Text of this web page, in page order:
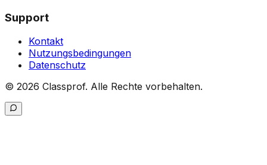
Support
Kontakt
Nutzungsbedingungen
Datenschutz
© 2026 Classprof. Alle Rechte vorbehalten.